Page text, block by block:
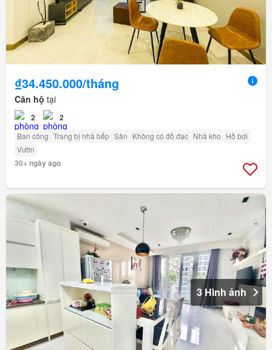
₫34.450.000/tháng
Căn hộ tại
2 2
Ban công Trang bị nhà bếp Sân Không có đồ đạc Nhà kho Hồ bơi
Vườn
30+ ngày ago
3 Hình ảnh